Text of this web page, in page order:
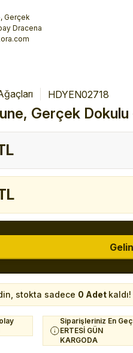
İlk siparişinizi verin!
Alışveriş yap!
HDYEN02718
Gerçek
stokta sadece 0 Adet kaldı!
Siparişleriniz En Geç
ERTESİ GÜN
KARGODA